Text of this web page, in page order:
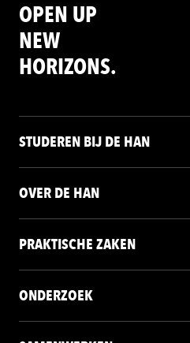
OPEN UP
NEW
HORIZONS.
STUDEREN BIJ DE HAN
OVER DE HAN
PRAKTISCHE ZAKEN
ONDERZOEK